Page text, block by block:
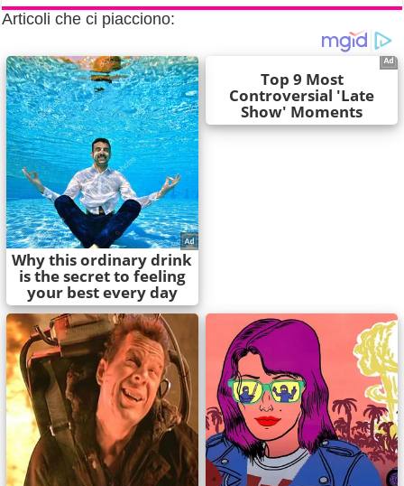
Articoli che ci piacciono: